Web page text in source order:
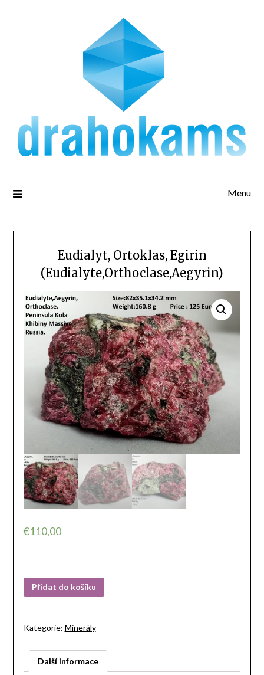
Menu
Eudialyt, Ortoklas, Egirin
(Eudialyte,Orthoclase,Aegyrin)
€110,00
Přidat do košíku
Kategorie: Minerály
Další informace